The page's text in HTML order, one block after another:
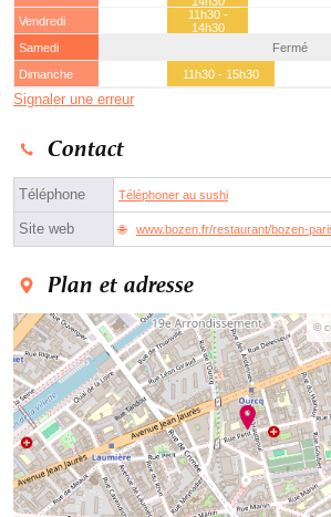
Vendredi
11h30 -
14h30
Samedi
Fermé
Dimanche
11h30 - 15h30
Signaler une erreur
Contact
Téléphone Téléphoner au sushi
Site web www.bozen.fr/restaurant/bozen-
Plan et adresse
©